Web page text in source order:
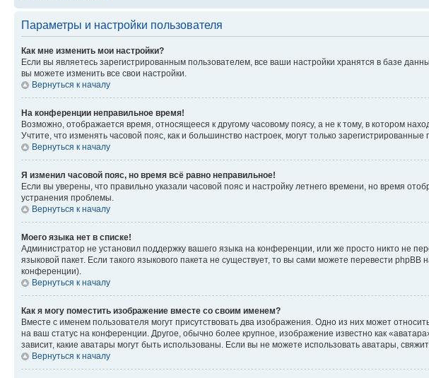
Параметры и настройки пользователя
Как мне изменить мои настройки?
Если вы являетесь зарегистрированным пользователем, все ваши настройки хранятся в базе
вы можете изменить все свои настройки.
Вернуться к началу
На конференции неправильное время!
Возможно, отображается время, относящееся к другому часовому поясу, а не к тому, в котором
Учтите, что изменять часовой пояс, как и большинство настроек, могут только
Вернуться к началу
Я изменил часовой пояс, но время всё равно неправильное!
Если вы уверены, что правильно указали часовой пояс и настройку летнего времени, но время
устранения проблемы.
Вернуться к началу
Моего языка нет в списке!
Администратор не установил поддержку вашего языка на конференции, или же просто никто не
языковой пакет. Если такого языкового пакета не существует, то вы сами можете перевести
конференции).
Вернуться к началу
Как я могу поместить изображение вместе со своим именем?
Вместе с именем пользователя могут присутствовать два изображения. Одно из них может
на ваш статус на конференции. Другое, обычно более крупное, изображение известно как
зависит, какие аватары могут быть использованы. Если вы не можете использовать аватары,
Вернуться к началу